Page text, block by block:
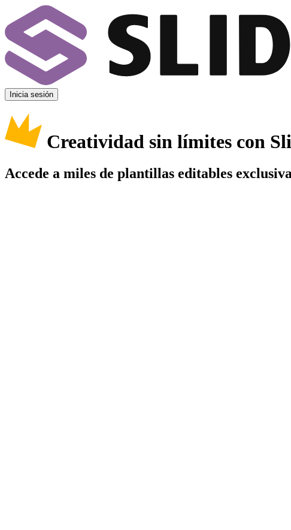
Inicia sesión
Creatividad sin límites con
Accede a miles de plantillas editables